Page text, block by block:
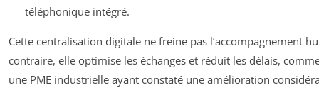
téléphonique intégré.
Cette centralisation digitale ne freine pas l’accompagnement
contraire, elle optimise les échanges et réduit les délais,
une PME industrielle ayant constaté une amélioration